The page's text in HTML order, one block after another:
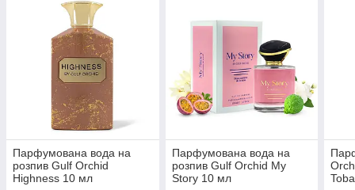
Парфумована вода на
розпив Gulf Orchid
Highness 10 мл
Парфумована вода на
розпив Gulf Orchid My
Story 10 мл